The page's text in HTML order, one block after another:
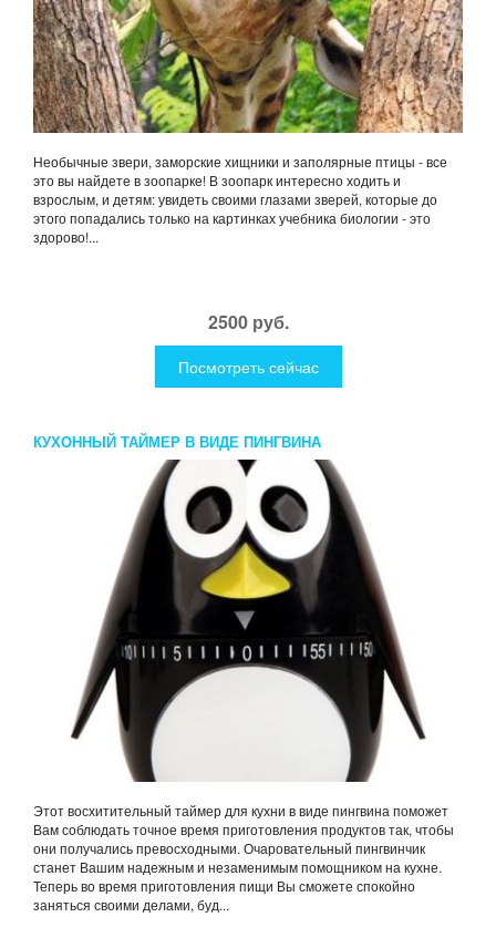
Необычные звери, заморские хищники и заполярные птицы - все
это вы найдете в зоопарке! В зоопарк интересно ходить и
взрослым, и детям: увидеть своими глазами зверей, которые до
этого попадались только на картинках учебника биологии - это
здорово!...
2500 руб.
Посмотреть сейчас
КУХОННЫЙ ТАЙМЕР В ВИДЕ ПИНГВИНА
Этот восхитительный таймер для кухни в виде пингвина поможет
Вам соблюдать точное время приготовления продуктов так, чтобы
они получались превосходными. Очаровательный пингвинчик
станет Вашим надежным и незаменимым помощником на кухне.
Теперь во время приготовления пищи Вы сможете спокойно
заняться своими делами, буд...